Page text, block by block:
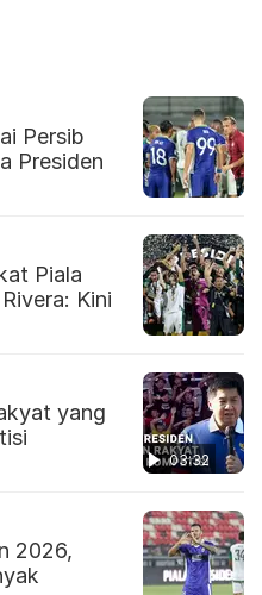
Persib
Presiden
Piala
Kini
03:32
yang
2026,